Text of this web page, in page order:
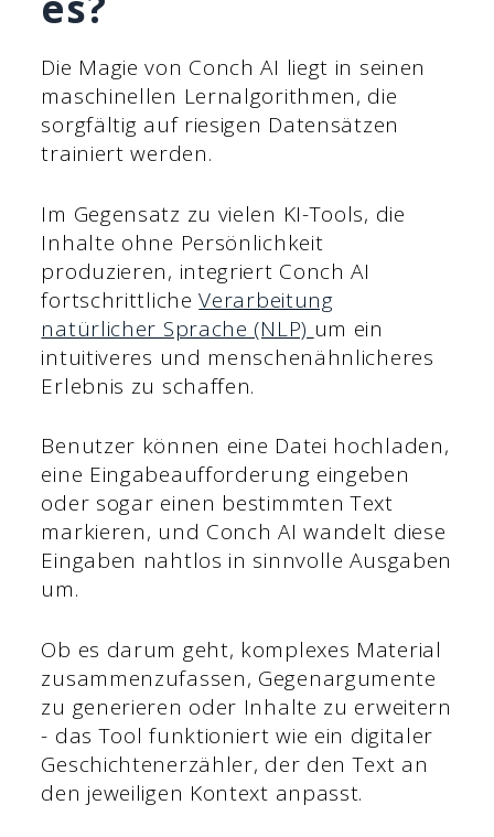
Die Magie von Conch AI liegt in seinen
maschinellen Lernalgorithmen, die
sorgfältig auf riesigen Datensätzen
trainiert werden.
Im Gegensatz zu vielen KI-Tools, die
Inhalte ohne Persönlichkeit
produzieren, integriert Conch AI
fortschrittlicheVerarbeitung
natürlicher Sprache (NLP) um ein
intuitiveres und menschenähnlicheres
Erlebnis zu schaffen.
Benutzer können eine Datei hochladen,
eine Eingabeaufforderung eingeben
oder sogar einen bestimmten Text
markieren, und Conch AI wandelt diese
Eingaben nahtlos in sinnvolle Ausgaben
um.
Ob es darum geht, komplexes Material
zusammenzufassen, Gegenargumente
zu generieren oder Inhalte zu erweitern
- das Tool funktioniert wie ein digitaler
Geschichtenerzähler, der den Text an
den jeweiligen Kontext anpasst.